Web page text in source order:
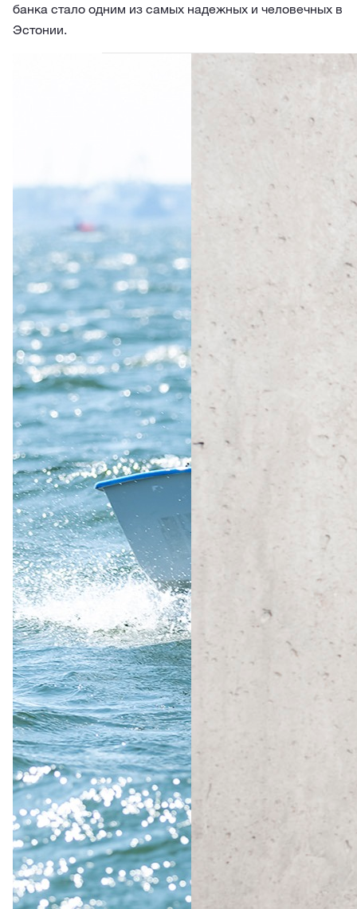
банка стало одним из самых надежных и человечных в
Эстонии.